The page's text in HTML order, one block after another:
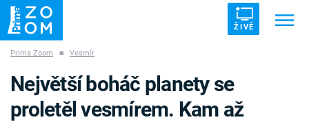
ŽIVĚ
ZÁHADY VETŘELCI DÁVNOVĚKU
Prima Zoom ■ Vesmír
Největší boháč planety se
proletěl vesmírem. Kam až